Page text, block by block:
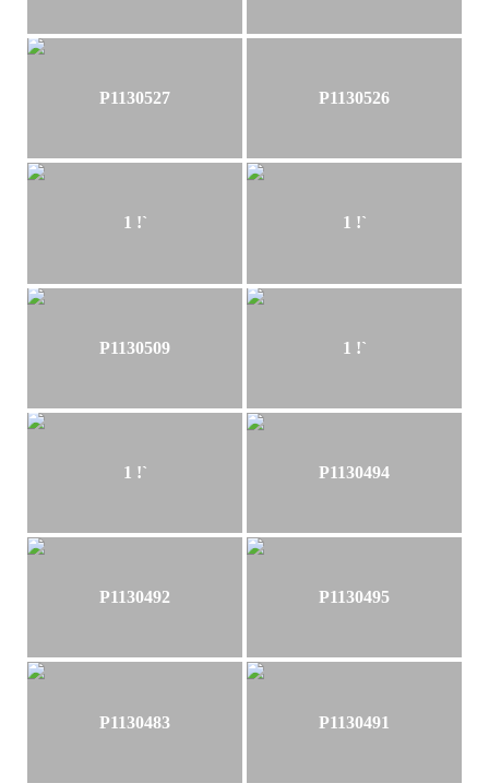
P1130527 P1130526
1 !` 1 !`
P1130509 1 !`
1 !` P1130494
P1130492 P1130495
P1130483 P1130491